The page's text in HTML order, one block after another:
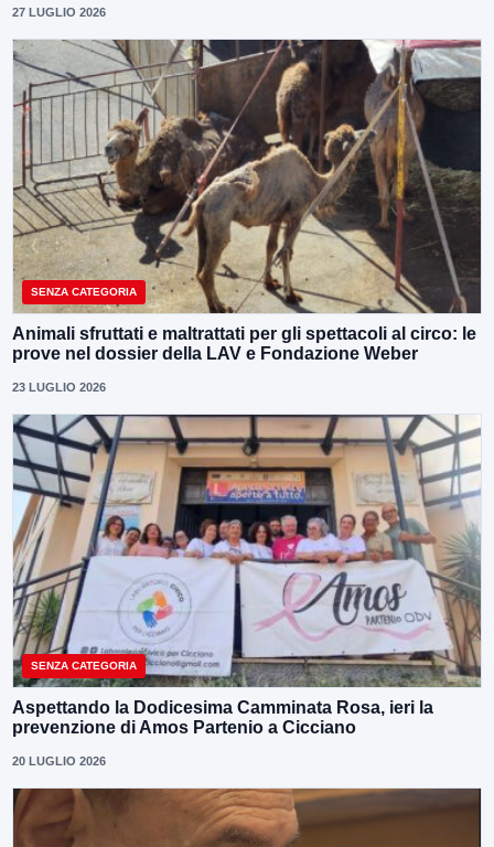
27 LUGLIO 2026
SENZA CATEGORIA
Animali sfruttati e maltrattati per gli spettacoli al circo: le
prove nel dossier della LAV e Fondazione Weber
23 LUGLIO 2026
SENZA CATEGORIA
Aspettando la Dodicesima Camminata Rosa, ieri la
prevenzione di Amos Partenio a Cicciano
20 LUGLIO 2026